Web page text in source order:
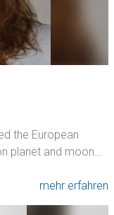
the European
planet and moon…
mehr erfahren